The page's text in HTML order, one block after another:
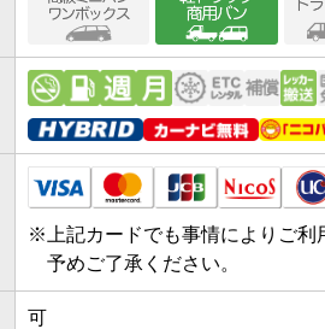
※ 上記カードでも事情によりご
予めご了承ください。
可